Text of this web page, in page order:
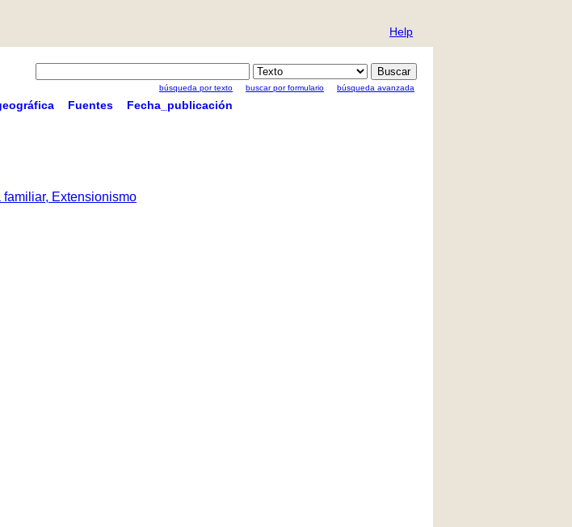
Help
búsqueda por texto buscar por formulario búsqueda avanzada
Fuentes Fecha_publicación
Extensionismo